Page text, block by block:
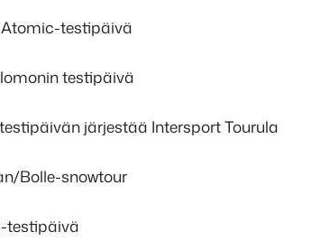
Atomic-testipäivä
testipäivä
järjestää Intersport Tourula
Bolle-snowtour
testipäivä